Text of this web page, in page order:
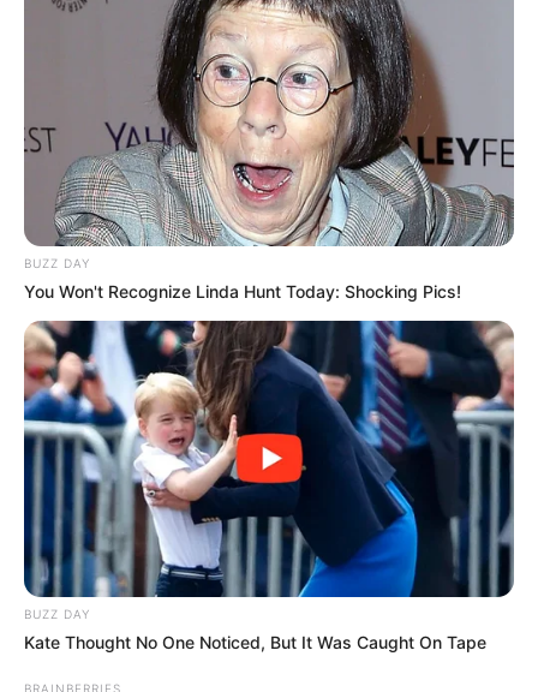
BUZZ DAY
You Won't Recognize Linda Hunt Today: Shocking Pics!
BUZZ DAY
Kate Thought No One Noticed, But It Was Caught On Tape
BRAINBERRIES